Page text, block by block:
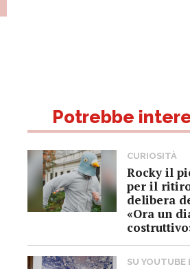
Potrebbe
CURIOSITÀ
Rocky il
per il
delibera
«Ora un
SU YOUTUBE